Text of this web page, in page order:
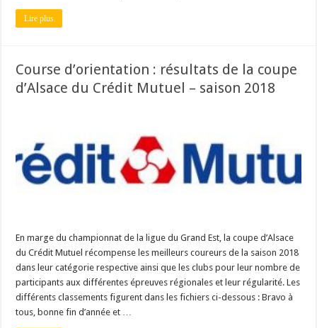
Lire plus
Course d’orientation : résultats de la coupe
d’Alsace du Crédit Mutuel – saison 2018
En marge du championnat de la ligue du Grand Est, la coupe d’Alsace
du Crédit Mutuel récompense les meilleurs coureurs de la saison 2018
dans leur catégorie respective ainsi que les clubs pour leur nombre de
participants aux différentes épreuves régionales et leur régularité. Les
différents classements figurent dans les fichiers ci-dessous : Bravo à
tous, bonne fin d’année et …